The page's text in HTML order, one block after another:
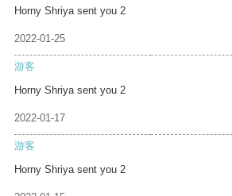
Horny Shriya sent you 2
2022-01-25
游客
Horny Shriya sent you 2
2022-01-17
游客
Horny Shriya sent you 2